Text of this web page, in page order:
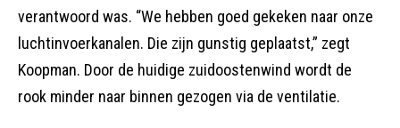
verantwoord was. “We hebben goed gekeken naar onze
luchtinvoerkanalen. Die zijn gunstig geplaatst,” zegt
Koopman. Door de huidige zuidoostenwind wordt de
rook minder naar binnen gezogen via de ventilatie.